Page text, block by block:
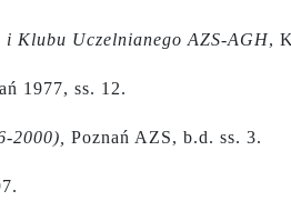
i Klubu Uczelnianego AZS-AGH,
1977, ss. 12.
2000), Poznań AZS, b.d. ss. 3.